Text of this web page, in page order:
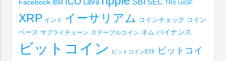
Facebook IBM Libra SEC TRX UASF
XRP インド イーサリアム コインチェック コイン
ベース サプライチェーン ステーブルコイン ネム バイナンス
ビットコイン ビットコインETF ビットコイ